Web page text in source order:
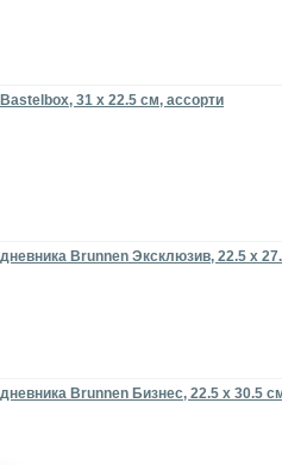
31 х 22.5 см, ассорти
Brunnen Эксклюзив, 22.5 х
Brunnen Бизнес, 22.5 х 30.5